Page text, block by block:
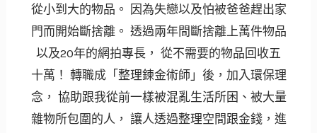
從小到大的物品。 因為失戀以及怕被爸爸趕出家
門而開始斷捨離。 透過兩年間斷捨離上萬件物品
以及20年的網拍專長， 從不需要的物品回收五
十萬！ 轉職成「整理鍊金術師」後，加入環保理
念， 協助跟我從前一樣被混亂生活所困、被大量
雜物所包圍的人， 讓人透過整理空間跟金錢，進